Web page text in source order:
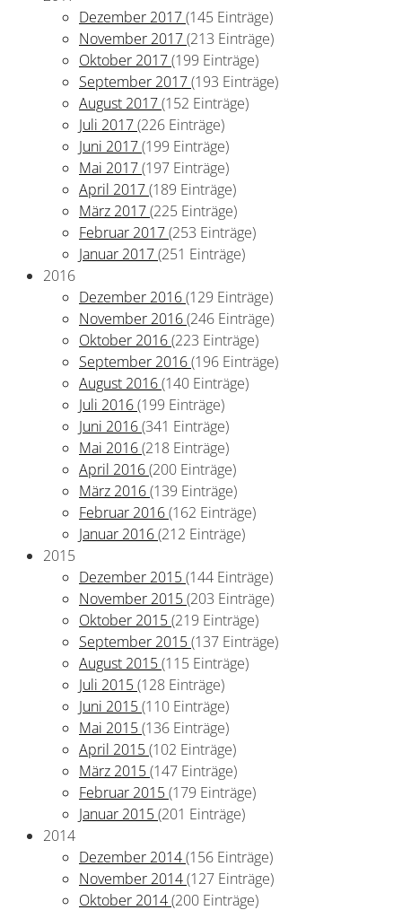
Dezember 2017(145 Einträge)
November 2017(213 Einträge)
Oktober 2017(199 Einträge)
September 2017(193 Einträge)
August 2017(152 Einträge)
Juli 2017(226 Einträge)
Juni 2017(199 Einträge)
Mai 2017(197 Einträge)
April 2017(189 Einträge)
März 2017(225 Einträge)
Februar 2017(253 Einträge)
Januar 2017(251 Einträge)
2016
Dezember 2016(129 Einträge)
November 2016(246 Einträge)
Oktober 2016(223 Einträge)
September 2016(196 Einträge)
August 2016(140 Einträge)
Juli 2016(199 Einträge)
Juni 2016(341 Einträge)
Mai 2016(218 Einträge)
April 2016(200 Einträge)
März 2016(139 Einträge)
Februar 2016(162 Einträge)
Januar 2016(212 Einträge)
2015
Dezember 2015(144 Einträge)
November 2015(203 Einträge)
Oktober 2015(219 Einträge)
September 2015(137 Einträge)
August 2015(115 Einträge)
Juli 2015(128 Einträge)
Juni 2015(110 Einträge)
Mai 2015(136 Einträge)
April 2015(102 Einträge)
März 2015(147 Einträge)
Februar 2015(179 Einträge)
Januar 2015(201 Einträge)
2014
Dezember 2014(156 Einträge)
November 2014(127 Einträge)
Oktober 2014(200 Einträge)